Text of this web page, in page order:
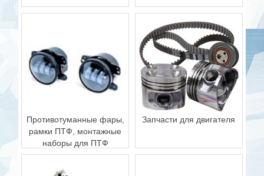
Противотуманные фары,
рамки ПТФ, монтажные
наборы для ПТФ
Запчасти для двигателя